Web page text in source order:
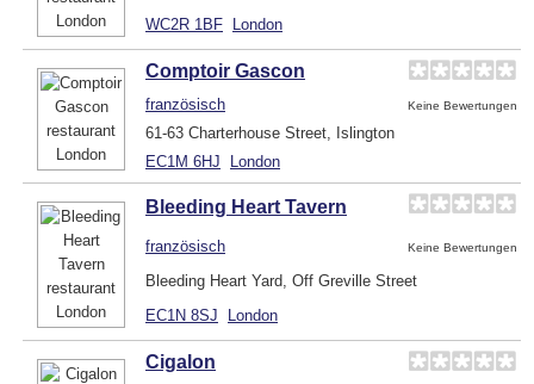
WC2R 1BF London
Comptoir Gascon
französisch Keine Bewertungen
61-63 Charterhouse Street, Islington
EC1M 6HJ
London
Bleeding Heart Tavern
französisch Keine Bewertungen
Bleeding Heart Yard, Off Greville Street
EC1N 8SJ
London
Cigalon